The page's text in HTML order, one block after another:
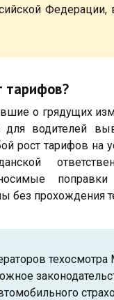
тарифов?
о грядущих
для водителей
рост тарифов
без прохождения